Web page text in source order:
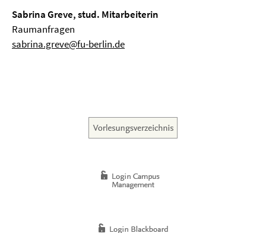
Sabrina Greve, stud. Mitarbeiterin
Raumanfragen
sabrina.greve@fu-berlin.de